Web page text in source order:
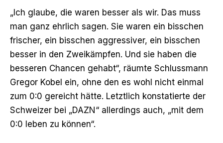
„Ich glaube, die waren besser als wir. Das muss
man ganz ehrlich sagen. Sie waren ein bisschen
frischer, ein bisschen aggressiver, ein bisschen
besser in den Zweikämpfen. Und sie haben die
besseren Chancen gehabt“, räumte Schlussmann
Gregor Kobel ein, ohne den es wohl nicht einmal
zum 0:0 gereicht hätte. Letztlich konstatierte der
Schweizer bei „DAZN“ allerdings auch, „mit dem
0:0 leben zu können“.